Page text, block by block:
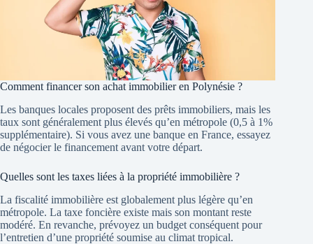
Comment financer son achat immobilier en Polynésie ?
Les banques locales proposent des prêts immobiliers, mais les
taux sont généralement plus élevés qu’en métropole (0,5 à 1%
supplémentaire). Si vous avez une banque en France, essayez
de négocier le financement avant votre départ.
Quelles sont les taxes liées à la propriété immobilière ?
La fiscalité immobilière est globalement plus légère qu’en
métropole. La taxe foncière existe mais son montant reste
modéré. En revanche, prévoyez un budget conséquent pour
l’entretien d’une propriété soumise au climat tropical.